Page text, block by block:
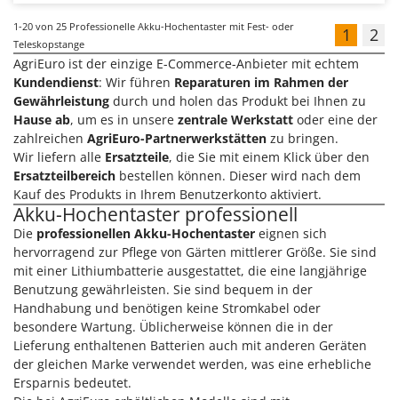
1-20 von 25 Professionelle Akku-Hochentaster mit Fest- oder
Teleskopstange
1 2
AgriEuro ist der einzige E-Commerce-Anbieter mit echtem
Kundendienst: Wir führen Reparaturen im Rahmen der
Gewährleistung durch und holen das Produkt bei Ihnen zu
Hause ab, um es in unsere zentrale Werkstatt oder eine der
zahlreichen AgriEuro-Partnerwerkstätten zu bringen.
Wir liefern alle Ersatzteile, die Sie mit einem Klick über den
Ersatzteilbereich bestellen können. Dieser wird nach dem
Kauf des Produkts in Ihrem Benutzerkonto aktiviert.
Akku-Hochentaster professionell
Die professionellen Akku-Hochentaster eignen sich
hervorragend zur Pflege von Gärten mittlerer Größe. Sie sind
mit einer Lithiumbatterie ausgestattet, die eine langjährige
Benutzung gewährleisten. Sie sind bequem in der
Handhabung und benötigen keine Stromkabel oder
besondere Wartung. Üblicherweise können die in der
Lieferung enthaltenen Batterien auch mit anderen Geräten
der gleichen Marke verwendet werden, was eine erhebliche
Ersparnis bedeutet.